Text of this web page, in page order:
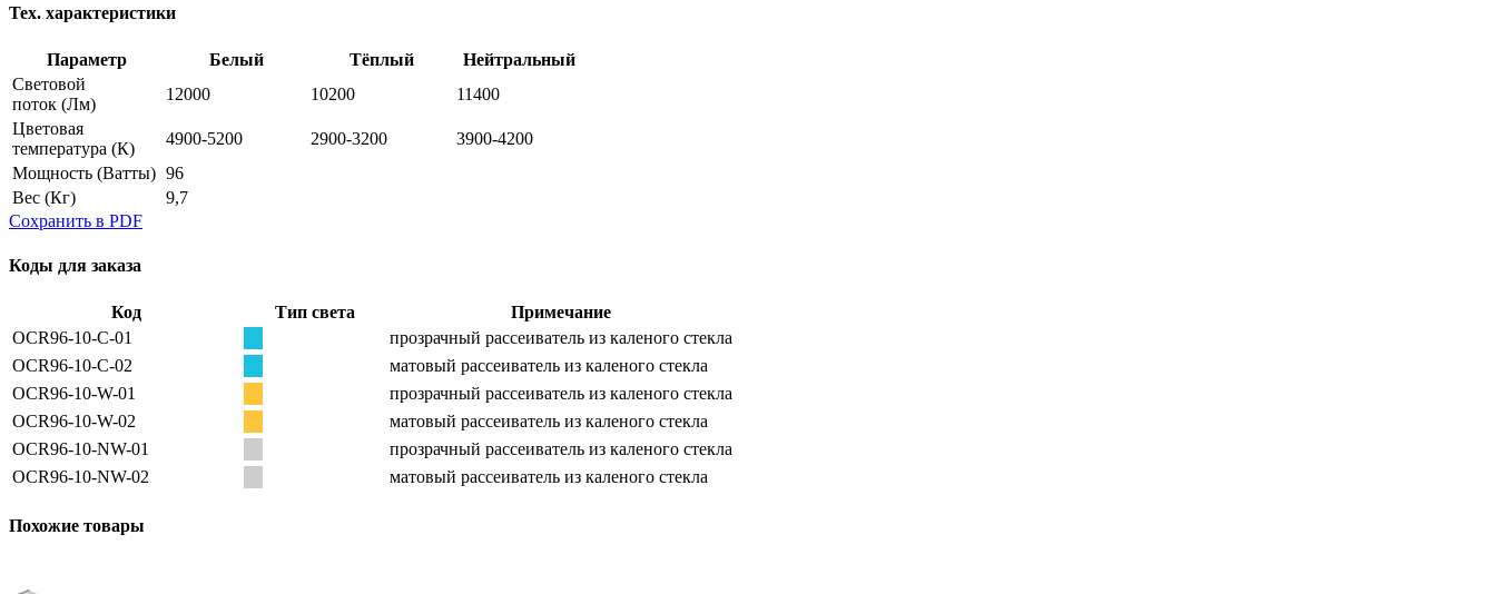
Тех. характеристики
Параметр Белый Тёплый
Нейтральный
Световой
поток (Лм)
12000 10200
11400
Цветовая
температура (К)
4900-5200 2900-3200
3900-4200
Мощность (Ватты) 96
Вес (Кг)
9,7
Сохранить в PDF
Коды для заказа
Код Тип света
Примечание
OCR96-10-C-01
прозрачный рассеиватель из каленого стекла
OCR96-10-C-02
матовый рассеиватель из каленого стекла
OCR96-10-W-01
прозрачный рассеиватель из каленого стекла
OCR96-10-W-02
матовый рассеиватель из каленого стекла
OCR96-10-NW-01
прозрачный рассеиватель из каленого стекла
OCR96-10-NW-02
матовый рассеиватель из каленого стекла
Похожие товары